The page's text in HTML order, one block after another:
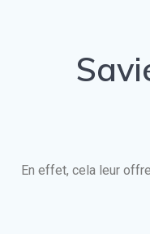
En effet, cela leur